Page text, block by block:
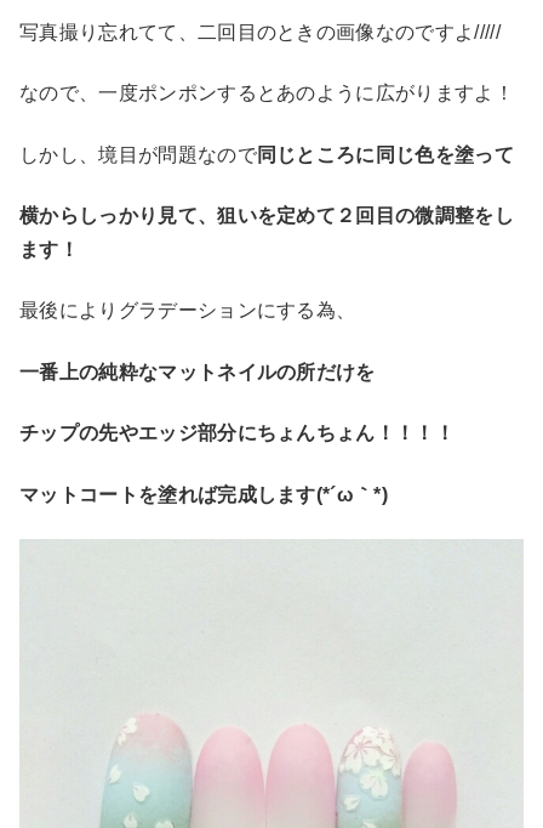
写真撮り忘れてて、二回目のときの画像なのですよ/////
なので、一度ポンポンするとあのように広がりますよ！
しかし、境目が問題なので同じところに同じ色を塗って
横からしっかり見て、狙いを定めて２回目の微調整をし
ます！
最後によりグラデーションにする為、
一番上の純粋なマットネイルの所だけを
チップの先やエッジ部分にちょんちょん！！！！
マットコートを塗れば完成します(*´ω｀*)